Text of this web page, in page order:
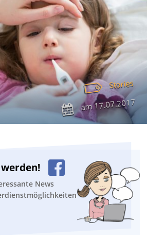
Stories
am17.07.2017
werden!
News